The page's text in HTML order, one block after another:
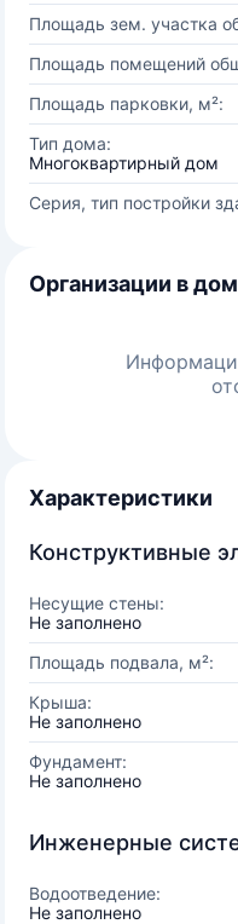
Площадь зем. участка
Площадь помещений
Площадь парковки, м²:
Тип дома:
Многоквартирный дом
Серия, тип постройки
Организации в
Характеристики
Конструктивные
Несущие стены:
Не заполнено
Площадь подвала, м²:
Крыша:
Не заполнено
Фундамент:
Не заполнено
Инженерные
Водоотведение:
Не заполнено